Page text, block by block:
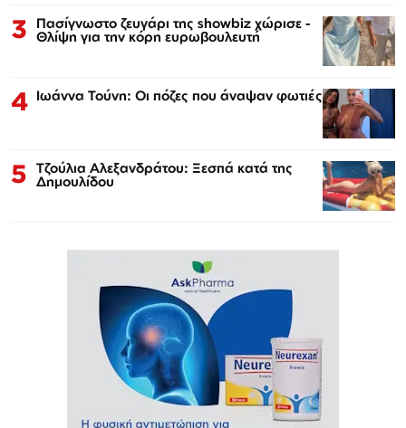
3 Πασίγνωστο ζευγάρι της showbiz χώρισε -
Θλίψη για την κόρη ευρωβουλευτή
4 Ιωάννα Τούνη: Οι πόζες που άναψαν φωτιές
5 Τζούλια Αλεξανδράτου: Ξεσπά κατά της
Δημουλίδου